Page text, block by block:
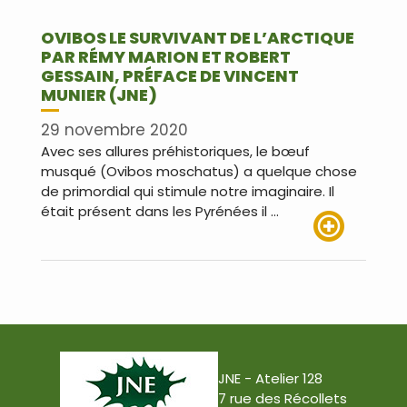
OVIBOS LE SURVIVANT DE L’ARCTIQUE
PAR RÉMY MARION ET ROBERT
GESSAIN, PRÉFACE DE VINCENT
MUNIER (JNE)
29 novembre 2020
Avec ses allures préhistoriques, le bœuf
musqué (Ovibos moschatus) a quelque chose
de primordial qui stimule notre imaginaire. Il
était présent dans les Pyrénées il …
JNE - Atelier 128
7 rue des Récollets